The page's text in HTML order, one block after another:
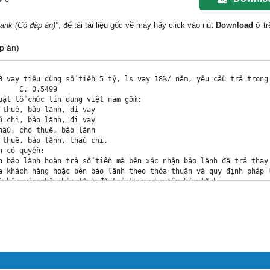
(Có đáp án)", để tải tài liệu gốc về máy hãy click vào nút Download ở
án)